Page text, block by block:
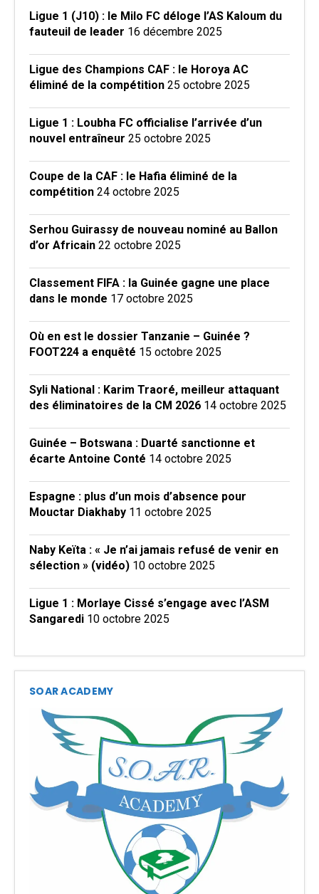
Ligue 1 (J10) : le Milo FC déloge l’AS Kaloum du
fauteuil de leader 16 décembre 2025
Ligue des Champions CAF : le Horoya AC
éliminé de la compétition 25 octobre 2025
Ligue 1 : Loubha FC officialise l’arrivée d’un
nouvel entraîneur 25 octobre 2025
Coupe de la CAF : le Hafia éliminé de la
compétition 24 octobre 2025
Serhou Guirassy de nouveau nominé au Ballon
d’or Africain 22 octobre 2025
Classement FIFA : la Guinée gagne une place
dans le monde 17 octobre 2025
Où en est le dossier Tanzanie – Guinée ?
FOOT224 a enquêté 15 octobre 2025
Syli National : Karim Traoré, meilleur attaquant
des éliminatoires de la CM 2026 14 octobre 2025
Guinée – Botswana : Duarté sanctionne et
écarte Antoine Conté 14 octobre 2025
Espagne : plus d’un mois d’absence pour
Mouctar Diakhaby 11 octobre 2025
Naby Keïta : « Je n’ai jamais refusé de venir en
sélection » (vidéo) 10 octobre 2025
Ligue 1 : Morlaye Cissé s’engage avec l’ASM
Sangaredi 10 octobre 2025
SOAR ACADEMY